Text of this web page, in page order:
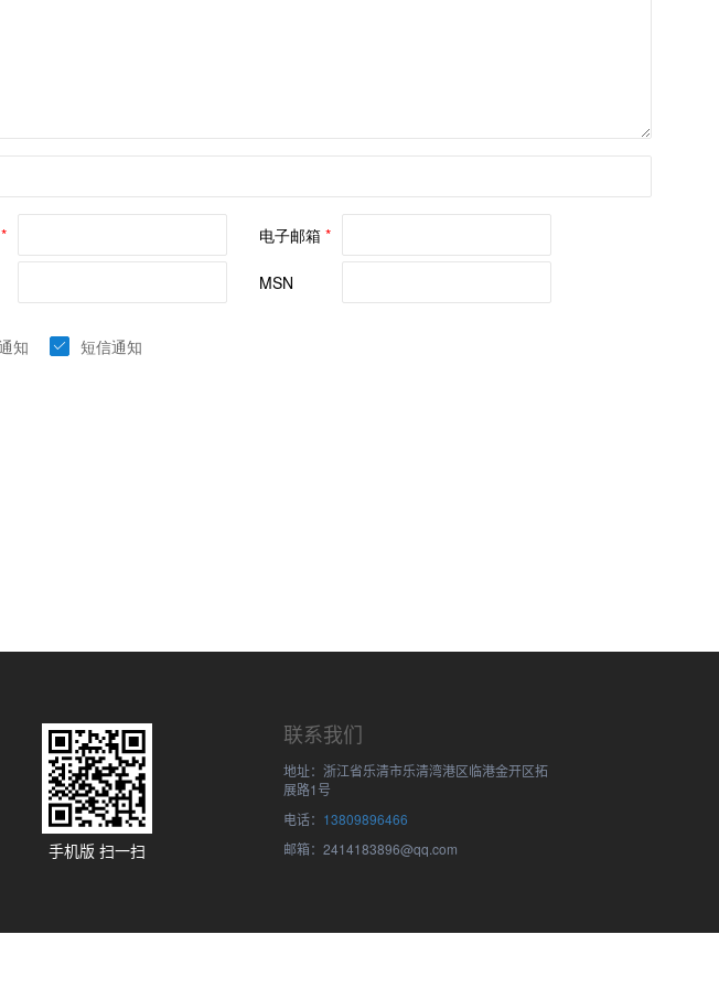
手机版 扫一扫
联系我们
地址：浙江省乐清市乐清湾港区临港金开区拓
展路1号
电话： 13809896466
邮箱：2414183896@qq.com